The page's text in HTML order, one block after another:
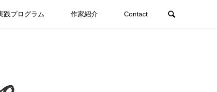
践プログラム 作家紹介 Contact